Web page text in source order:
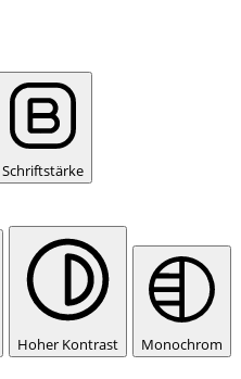
Schriftstärke
Hoher Kontrast Monochrom